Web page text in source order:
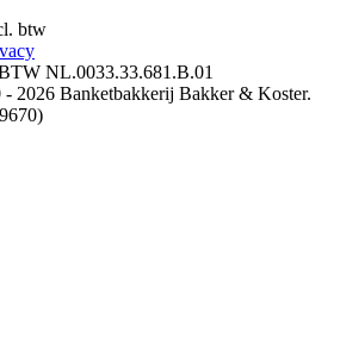
btw
NL.0033.33.681.B.01
2026 Banketbakkerij Bakker & Koster.